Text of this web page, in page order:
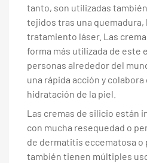
tanto, son utilizadas
tejidos tras una quemadura,
tratamiento láser. Las
forma más utilizada de este
personas alrededor del
una rápida acción y
hidratación de la piel.
Las cremas de silicio están
con mucha resequedad o
de dermatitis eccematosa o
también tienen múltiples